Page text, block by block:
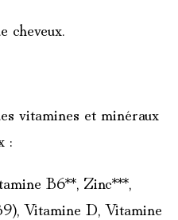
cheveux.
vitamines et minéraux
:
B6**, Zinc***,
Vitamine D, Vitamine